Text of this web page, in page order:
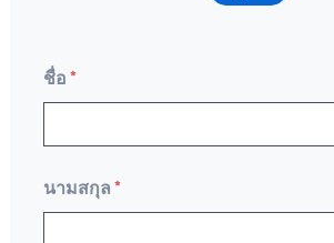
ชื่อ *
นามสกุล *